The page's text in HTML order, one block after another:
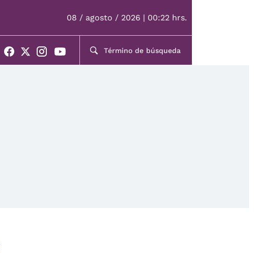
08 / agosto / 2026 | 00:22 hrs.